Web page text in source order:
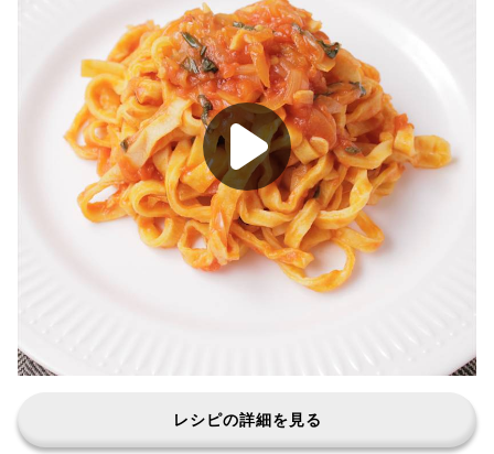
レシピの詳細を見る